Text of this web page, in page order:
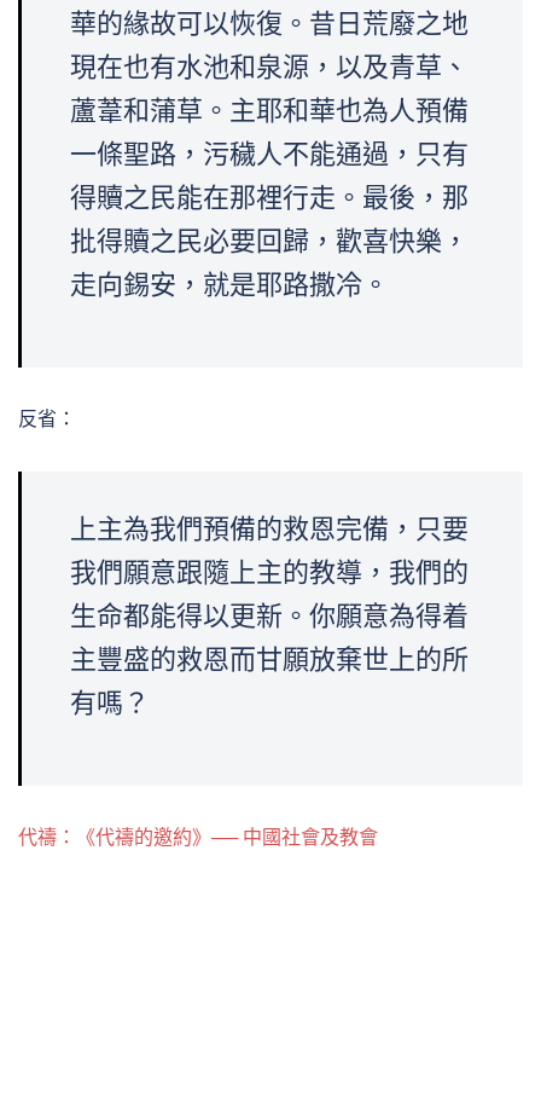
華的緣故可以恢復。昔日荒廢之地
現在也有水池和泉源，以及青草、
蘆葦和蒲草。主耶和華也為人預備
一條聖路，污穢人不能通過，只有
得贖之民能在那裡行走。最後，那
批得贖之民必要回歸，歡喜快樂，
走向錫安，就是耶路撒冷。
反省：
上主為我們預備的救恩完備，只要
我們願意跟隨上主的教導，我們的
生命都能得以更新。你願意為得着
主豐盛的救恩而甘願放棄世上的所
有嗎？
代禱：《代禱的邀約》── 中國社會及教會